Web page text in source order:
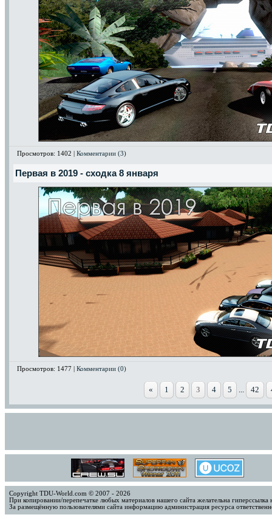
Просмотров: 1402 | Комментарии (3)
Первая в 2019 - сходка 8 января
Просмотров: 1477 | Комментарии (0)
« 1 2 3 4 5 ... 42
Copyright TDU-World.com © 2007 - 2026
При копировании/перепечатке любых материалов нашего сайта желательна
За размещённую пользователями сайта информацию администрация ресурса